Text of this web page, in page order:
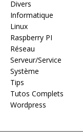
Divers
Informatique
Linux
Raspberry PI
Réseau
Serveur/Service
Système
Tips
Tutos Complets
Wordpress